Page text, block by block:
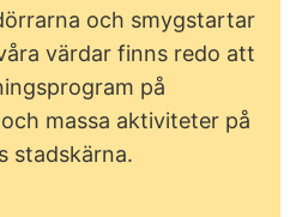
och smygstartar
värdar finns redo att
på
massa aktiviteter på
stadskärna.